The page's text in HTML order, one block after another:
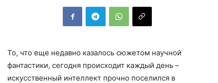
То, что еще недавно казалось сюжетом научной
фантастики, сегодня происходит каждый день –
искусственный интеллект прочно поселился в